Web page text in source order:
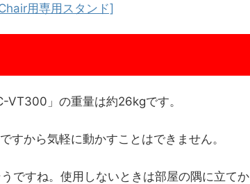
用専用スタンド]
VT300」の重量は約26kgです。
から気軽に動かすことはできません。
ですね。使用しないときは部屋の隅に立てか